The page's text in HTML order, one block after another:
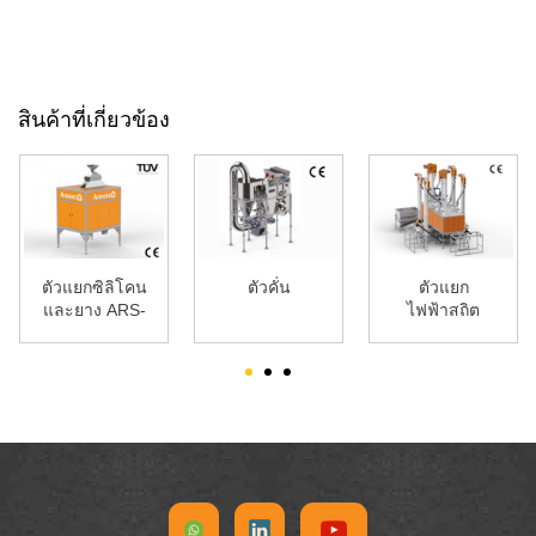
สินค้าที่เกี่ยวข้อง
ตัวแยกซิลิโคน
และยาง ARS-
ตัวคั่น
ตัวแยก
ไฟฟ้าสถิต